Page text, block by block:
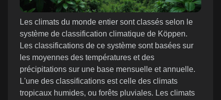
Les climats du monde entier sont classés selon le
système de classification climatique de Köppen.
Les classifications de ce système sont basées sur
les moyennes des températures et des
précipitations sur une base mensuelle et annuelle.
L'une des classifications est celle des climats
tropicaux humides, ou forêts pluviales. Les climats